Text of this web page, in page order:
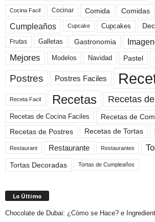
Cocina Facil Cocinar Comida Comidas
Cumpleaños Cupcake Cupcakes
Frutas Galletas Gastronomia
Mejores Modelos Navidad Pastel
Postres Postres Faciles
Receta Facil Recetas Recetas
Recetas de Cocina Faciles
Recetas de
Recetas de Postres
Recetas de Tortas
Restaurant Restaurante Restaurantes
Tortas Decoradas Tortas de Cumpleaños
Lo Último
Chocolate de Dubai: ¿Cómo se Hace? e